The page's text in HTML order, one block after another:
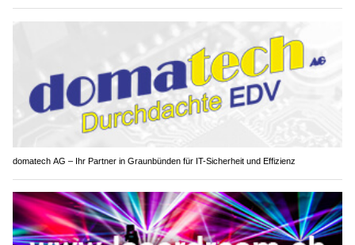
domatech AG – Ihr Partner in Graunbünden für IT-Sicherheit und Effizienz